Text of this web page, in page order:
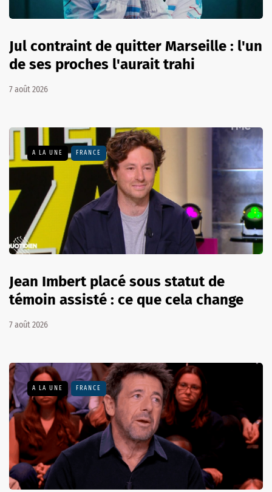
Jul contraint de quitter Marseille : l'un
de ses proches l'aurait trahi
7 août 2026
A LA UNE FRANCE
Jean Imbert placé sous statut de
témoin assisté : ce que cela change
7 août 2026
A LA UNE FRANCE